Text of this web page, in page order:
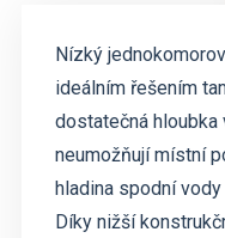
Nízký
ideálním řešením
dostatečná
neumožňují místní
hladina spodní
Díky nižší